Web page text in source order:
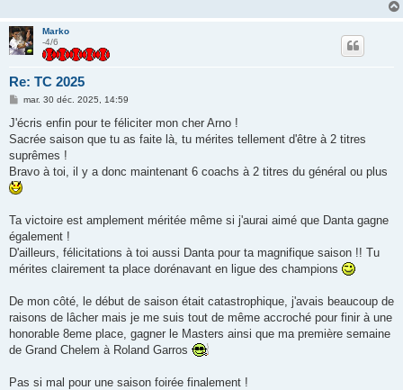
Marko
-4/6
Re: TC 2025
M
s
a
g
e
mar. 30 déc. 2025, 14:59
J'écris enfin pour te féliciter mon cher Arno !
Sacrée saison que tu as faite là, tu mérites tellement d'être à 2 titres
suprêmes !
Bravo à toi, il y a donc maintenant 6 coachs à 2 titres du général ou plus
Ta victoire est amplement méritée même si j'aurai aimé que Danta gagne
également !
D'ailleurs, félicitations à toi aussi Danta pour ta magnifique saison !! Tu
mérites clairement ta place dorénavant en ligue des champions
De mon côté, le début de saison était catastrophique, j'avais beaucoup de
raisons de lâcher mais je me suis tout de même accroché pour finir à une
honorable 8eme place, gagner le Masters ainsi que ma première semaine
de Grand Chelem à Roland Garros
Pas si mal pour une saison foirée finalement !